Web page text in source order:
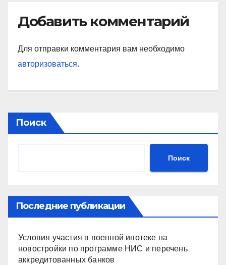
Добавить комментарий
Для отправки комментария вам необходимо
авторизоваться.
Поиск
Поиск
Последние публикации
Условия участия в военной ипотеке на
новостройки по программе НИС и перечень
аккредитованных банков